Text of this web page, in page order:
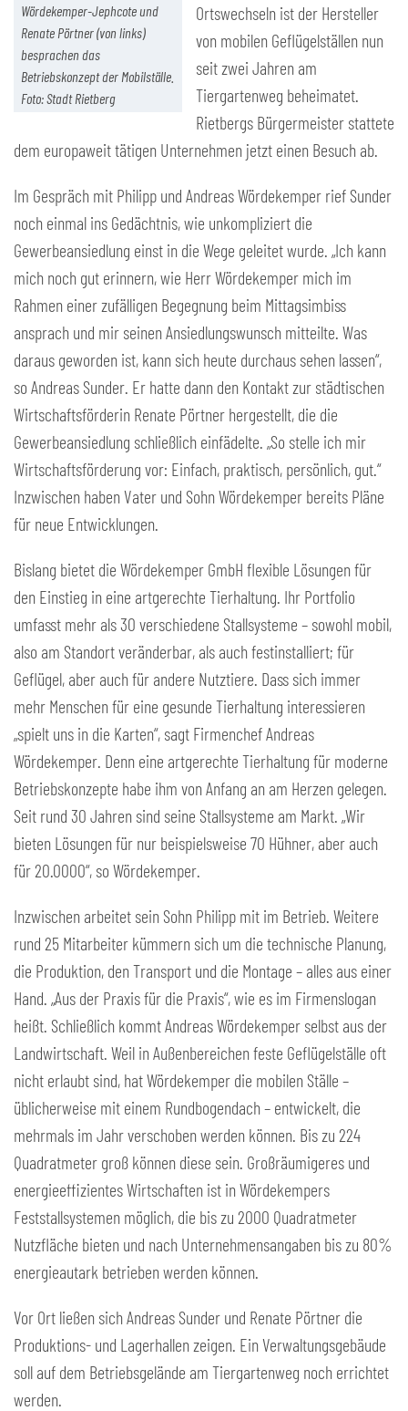
Wördekemper-Jephcote und
Renate Pörtner (von links)
besprachen das
Betriebskonzept der Mobilställe.
Foto: Stadt Rietberg
Ortswechseln ist der Hersteller
von mobilen Geflügelställen nun
seit zwei Jahren am
Tiergartenweg beheimatet.
Rietbergs Bürgermeister stattete
dem europaweit tätigen Unternehmen jetzt einen Besuch ab.
Im Gespräch mit Philipp und Andreas Wördekemper rief Sunder
noch einmal ins Gedächtnis, wie unkompliziert die
Gewerbeansiedlung einst in die Wege geleitet wurde. „Ich kann
mich noch gut erinnern, wie Herr Wördekemper mich im
Rahmen einer zufälligen Begegnung beim Mittagsimbiss
ansprach und mir seinen Ansiedlungswunsch mitteilte. Was
daraus geworden ist, kann sich heute durchaus sehen lassen“,
so Andreas Sunder. Er hatte dann den Kontakt zur städtischen
Wirtschaftsförderin Renate Pörtner hergestellt, die die
Gewerbeansiedlung schließlich einfädelte. „So stelle ich mir
Wirtschaftsförderung vor: Einfach, praktisch, persönlich, gut.“
Inzwischen haben Vater und Sohn Wördekemper bereits Pläne
für neue Entwicklungen.
Bislang bietet die Wördekemper GmbH flexible Lösungen für
den Einstieg in eine artgerechte Tierhaltung. Ihr Portfolio
umfasst mehr als 30 verschiedene Stallsysteme – sowohl mobil,
also am Standort veränderbar, als auch festinstalliert; für
Geflügel, aber auch für andere Nutztiere. Dass sich immer
mehr Menschen für eine gesunde Tierhaltung interessieren
„spielt uns in die Karten“, sagt Firmenchef Andreas
Wördekemper. Denn eine artgerechte Tierhaltung für moderne
Betriebskonzepte habe ihm von Anfang an am Herzen gelegen.
Seit rund 30 Jahren sind seine Stallsysteme am Markt. „Wir
bieten Lösungen für nur beispielsweise 70 Hühner, aber auch
für 20.0000“, so Wördekemper.
Inzwischen arbeitet sein Sohn Philipp mit im Betrieb. Weitere
rund 25 Mitarbeiter kümmern sich um die technische Planung,
die Produktion, den Transport und die Montage – alles aus einer
Hand. „Aus der Praxis für die Praxis“, wie es im Firmenslogan
heißt. Schließlich kommt Andreas Wördekemper selbst aus der
Landwirtschaft. Weil in Außenbereichen feste Geflügelställe oft
nicht erlaubt sind, hat Wördekemper die mobilen Ställe –
üblicherweise mit einem Rundbogendach – entwickelt, die
mehrmals im Jahr verschoben werden können. Bis zu 224
Quadratmeter groß können diese sein. Großräumigeres und
energieeffizientes Wirtschaften ist in Wördekempers
Feststallsystemen möglich, die bis zu 2000 Quadratmeter
Nutzfläche bieten und nach Unternehmensangaben bis zu 80%
energieautark betrieben werden können.
Vor Ort ließen sich Andreas Sunder und Renate Pörtner die
Produktions- und Lagerhallen zeigen. Ein Verwaltungsgebäude
soll auf dem Betriebsgelände am Tiergartenweg noch errichtet
werden.